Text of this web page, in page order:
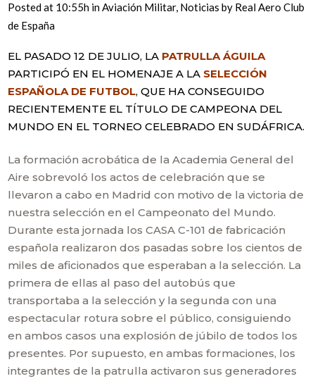
Posted at 10:55h inAviación Militar, Noticias by Real Aero Club
de España
EL PASADO 12 DE JULIO, LA PATRULLA ÁGUILA
PARTICIPÓ EN EL HOMENAJE A LA SELECCIÓN
ESPAÑOLA DE FUTBOL, QUE HA CONSEGUIDO
RECIENTEMENTE EL TÍTULO DE CAMPEONA DEL
MUNDO EN EL TORNEO CELEBRADO EN SUDÁFRICA.
La formación acrobática de la Academia General del
Aire sobrevoló los actos de celebración que se
llevaron a cabo en Madrid con motivo de la victoria de
nuestra selección en el Campeonato del Mundo.
Durante esta jornada los CASA C-101 de fabricación
española realizaron dos pasadas sobre los cientos de
miles de aficionados que esperaban a la selección. La
primera de ellas al paso del autobús que
transportaba a la selección y la segunda con una
espectacular rotura sobre el público, consiguiendo
en ambos casos una explosión de júbilo de todos los
presentes. Por supuesto, en ambas formaciones, los
integrantes de la patrulla activaron sus generadores